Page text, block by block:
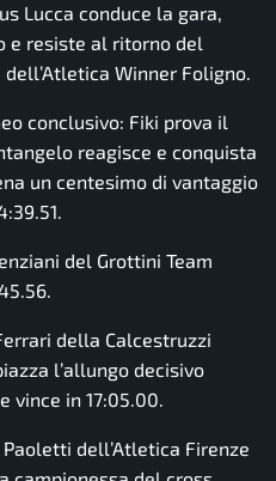
Lucca conduce la gara,
e resiste al ritorno del
Winner Foligno.
conclusivo: Fiki prova il
reagisce e conquista
un centesimo di vantaggio
del Grottini Team
della Calcestruzzi
l’allungo decisivo
vince in 17:05.00.
dell’Atletica Firenze